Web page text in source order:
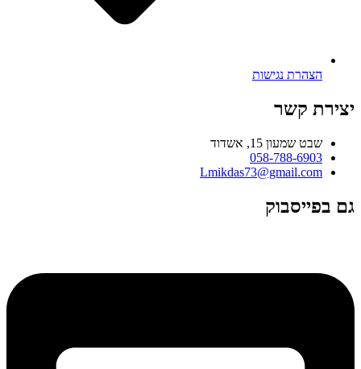
הצהרת נגישות
יצירת קשר
שבט שמעון 15, אשדוד
058-788-6903
Lmikdas73@gmail.com
גם בפייסבוק